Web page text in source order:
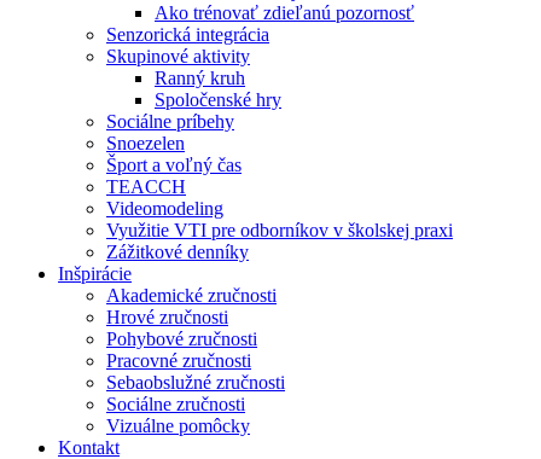
Ako trénovať zdieľanú pozornosť
Senzorická integrácia
Skupinové aktivity
Ranný kruh
Spoločenské hry
Sociálne príbehy
Snoezelen
Šport a voľný čas
TEACCH
Videomodeling
Využitie VTI pre odborníkov v školskej praxi
Zážitkové denníky
Inšpirácie
Akademické zručnosti
Hrové zručnosti
Pohybové zručnosti
Pracovné zručnosti
Sebaobslužné zručnosti
Sociálne zručnosti
Vizuálne pomôcky
Kontakt